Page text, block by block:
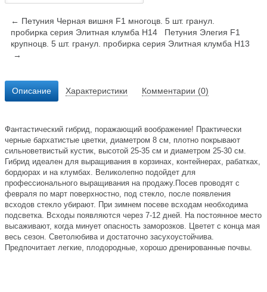
← Петуния Черная вишня F1 многоцв. 5 шт. гранул.
пробирка серия Элитная клумба Н14
Петуния Элегия F1
крупноцв. 5 шт. гранул. пробирка серия Элитная клумба Н13
→
Описание Характеристики Комментарии (0)
Фантастический гибрид, поражающий воображение! Практически
черные бархатистые цветки, диаметром 8 см, плотно покрывают
сильноветвистый кустик, высотой 25-35 см и диаметром 25-30 см.
Гибрид идеален для выращивания в корзинах, контейнерах, рабатках,
бордюрах и на клумбах. Великолепно подойдет для
профессионального выращивания на продажу.Посев проводят с
февраля по март поверхностно, под стекло, после появления
всходов стекло убирают. При зимнем посеве всходам необходима
подсветка. Всходы появляются через 7-12 дней. На постоянное место
высаживают, когда минует опасность заморозков. Цветет с конца мая
весь сезон. Светолюбива и достаточно засухоустойчива.
Предпочитает легкие, плодородные, хорошо дренированные почвы.